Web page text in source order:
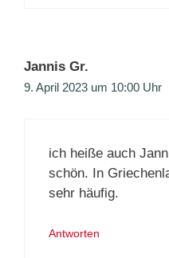
Jannis Gr.
9. April 2023 um 10:00 Uhr
ich heiße auch
schön. In
sehr häufig.
Antworten